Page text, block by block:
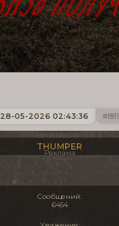
881
28-05-2026 02:43:36
THUMPER
Реклама
Сообщений:
6454